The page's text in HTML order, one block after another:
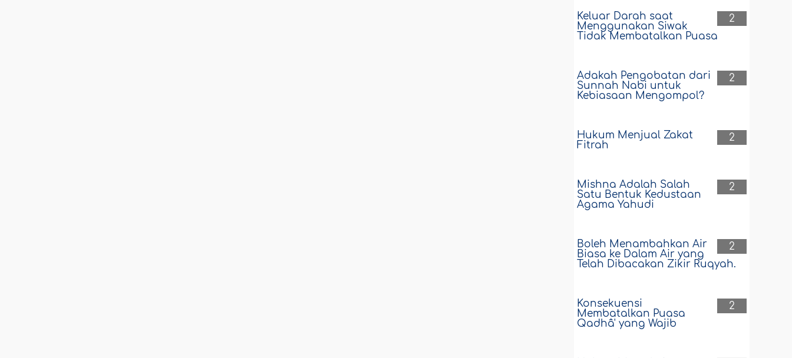
2
Keluar Darah saat
Menggunakan Siwak
Tidak Membatalkan Puasa
2
Adakah Pengobatan dari
Sunnah Nabi untuk
Kebiasaan Mengompol?
2
Hukum Menjual Zakat
Fitrah
2
Mishna Adalah Salah
Satu Bentuk Kedustaan
Agama Yahudi
2
Boleh Menambahkan Air
Biasa ke Dalam Air yang
Telah Dibacakan Zikir Ruqyah.
2
Konsekuensi
Membatalkan Puasa
Qadhâ' yang Wajib